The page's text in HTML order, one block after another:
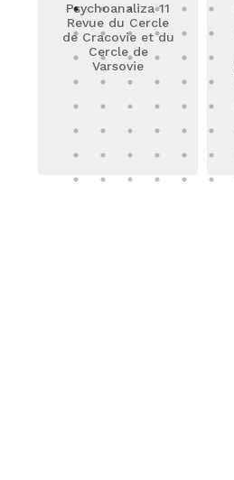
Psychoanaliza 11
Revue du Cercle
de Cracovie et du
Cercle de
Varsovie